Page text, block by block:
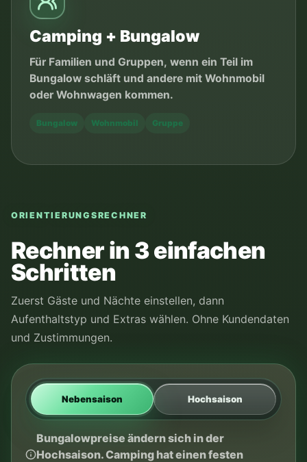
Camping + Bungalow
Für Familien und Gruppen, wenn ein Teil im
Bungalow schläft und andere mit Wohnmobil
oder Wohnwagen kommen.
Bungalow Wohnmobil Gruppe
ORIENTIERUNGSRECHNER
Rechner in 3 einfachen
Schritten
Zuerst Gäste und Nächte einstellen, dann
Aufenthaltstyp und Extras wählen. Ohne Kundendaten
und Zustimmungen.
Nebensaison Hochsaison
Bungalowpreise ändern sich in der
Hochsaison. Camping hat einen festen